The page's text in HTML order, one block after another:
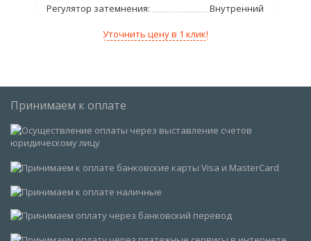
Регулятор затемнения:
Внутренний
Уточнить цену в 1 клик!
Принимаем к оплате